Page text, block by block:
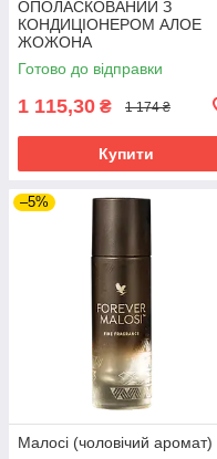
ОПОЛАСКОВАНИЙ З
КОНДИЦІОНЕРОМ АЛОЕ
ЖОЖОНА
Готово до відправки
1 115,30 ₴ 1 174 ₴
Купити
–5%
Малосі (чоловічий аромат)